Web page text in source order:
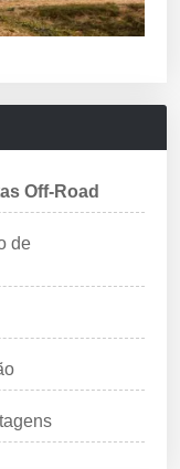
Off-Road
de